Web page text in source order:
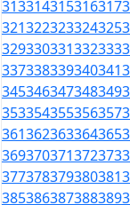
313314315316317
321322323324325
329330331332333
337338339340341
345346347348349
353354355356357
361362363364365
369370371372373
377378379380381
385386387388389